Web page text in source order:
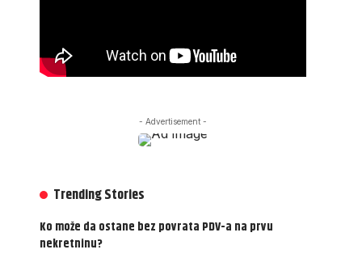
- Advertisement -
Trending Stories
Ko može da ostane bez povrata PDV-a na prvu
nekretninu?